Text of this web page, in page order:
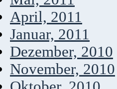
April, 2011
Januar, 2011
Dezember, 2010
November, 2010